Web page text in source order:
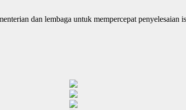
dan lembaga untuk mempercepat penyelesaian